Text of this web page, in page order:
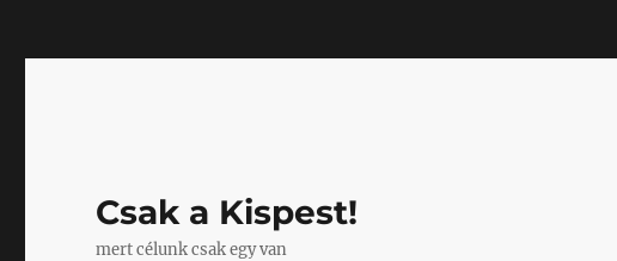
Csak a Kispest!
mert célunk csak egy van